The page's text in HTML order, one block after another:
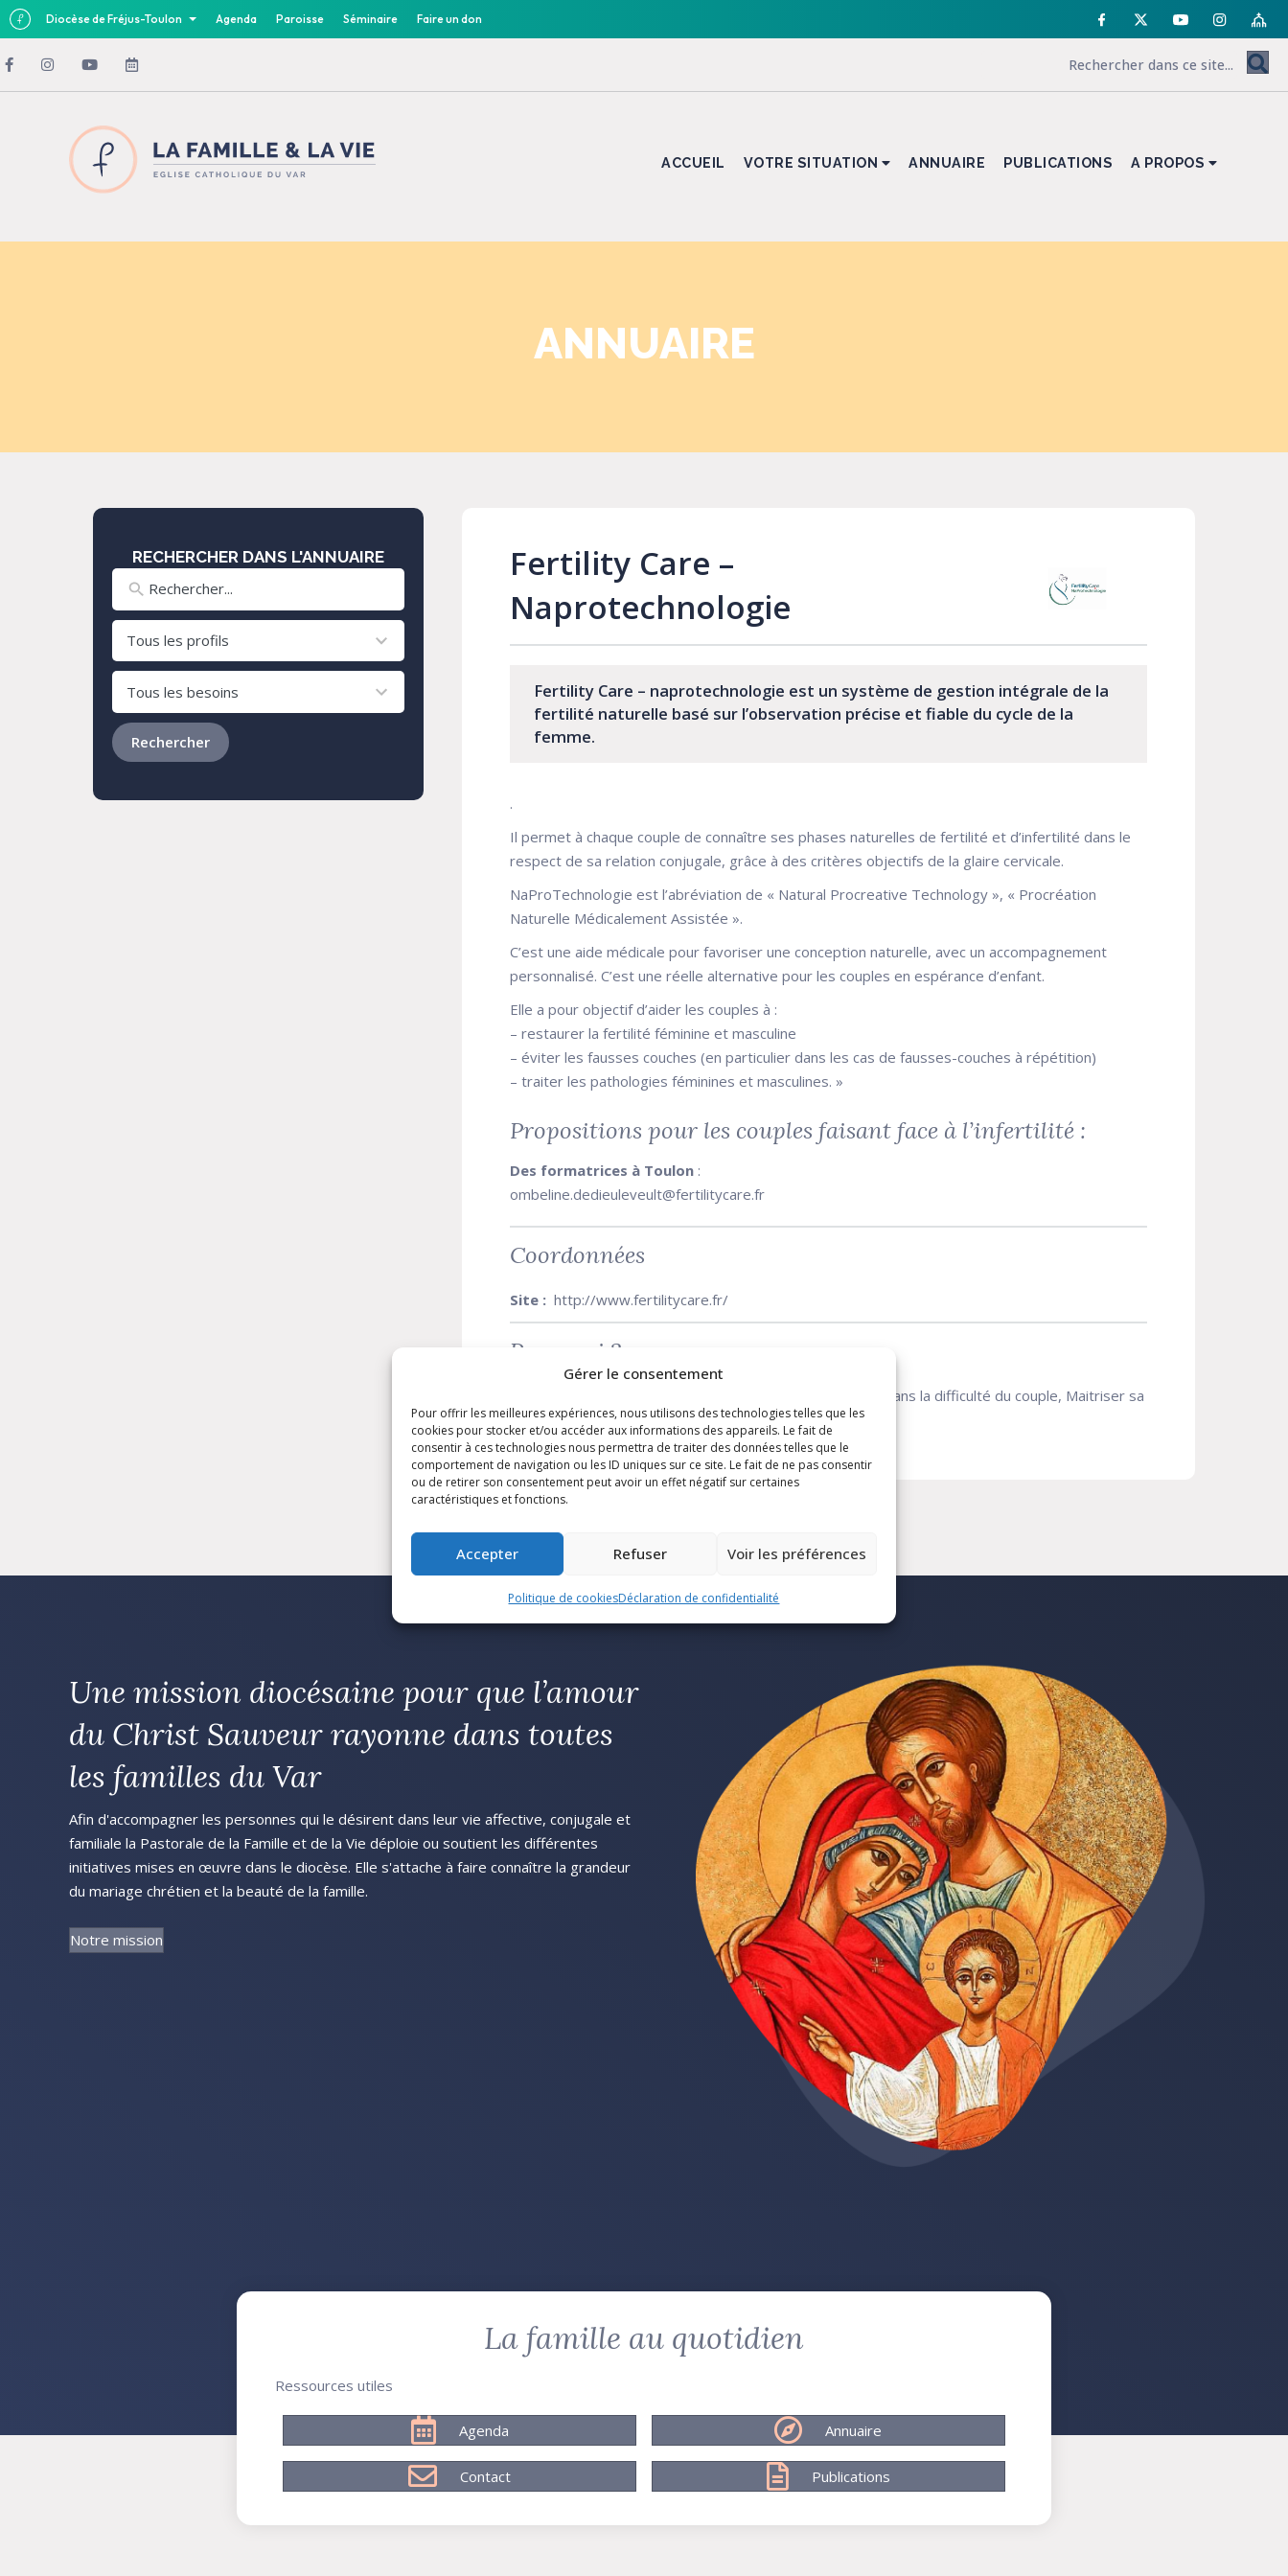
Diocèse de Fréjus-Toulon Agenda Paroisse Séminaire Faire un don
Gérer le consentement
Pour offrir les meilleures expériences, nous utilisons des technologies telles que les
cookies pour stocker et/ou accéder aux informations des appareils. Le fait de
consentir à ces technologies nous permettra de traiter des données telles que le
comportement de navigation ou les ID uniques sur ce site. Le fait de ne pas consentir
ou de retirer son consentement peut avoir un effet négatif sur certaines
caractéristiques et fonctions.
Accepter Refuser Voir les préférences
Politique de cookiesDéclaration de confidentialité
ACCUEIL VOTRE SITUATION ANNUAIRE PUBLICATIONS A PROPOS
ANNUAIRE
RECHERCHER DANS L'ANNUAIRE
results
available
results
available
Rechercher
Fertility Care –
Naprotechnologie
Fertility Care – naprotechnologie est un système de gestion intégrale de la
fertilité naturelle basé sur l’observation précise et fiable du cycle de la
femme.
.
Il permet à chaque couple de connaître ses phases naturelles de fertilité et d’infertilité dans le
respect de sa relation conjugale, grâce à des critères objectifs de la glaire cervicale.
NaProTechnologie est l’abréviation de « Natural Procreative Technology », « Procréation
Naturelle Médicalement Assistée ».
C’est une aide médicale pour favoriser une conception naturelle, avec un accompagnement
personnalisé. C’est une réelle alternative pour les couples en espérance d’enfant.
Elle a pour objectif d’aider les couples à :
– restaurer la fertilité féminine et masculine
– éviter les fausses couches (en particulier dans les cas de fausses-couches à répétition)
– traiter les pathologies féminines et masculines. »
Propositions pour les couples faisant face à l’infertilité :
Des formatrices à Toulon :
ombeline.dedieuleveult@fertilitycare.fr
Coordonnées
Site : http://www.fertilitycare.fr/
Pourquoi ?
Renforcer son mariage, Désirer un enfant, Etre conseillé dans la difficulté du couple, Maitriser sa
fertilité
Une mission diocésaine pour que l’amour
du Christ Sauveur rayonne dans toutes
les familles du Var
Afin d'accompagner les personnes qui le désirent dans leur vie affective, conjugale et
familiale la Pastorale de la Famille et de la Vie déploie ou soutient les différentes
initiatives mises en œuvre dans le diocèse. Elle s'attache à faire connaître la grandeur
du mariage chrétien et la beauté de la famille.
Notre mission
La famille au quotidien
Ressources utiles
Agenda Annuaire
Contact Publications